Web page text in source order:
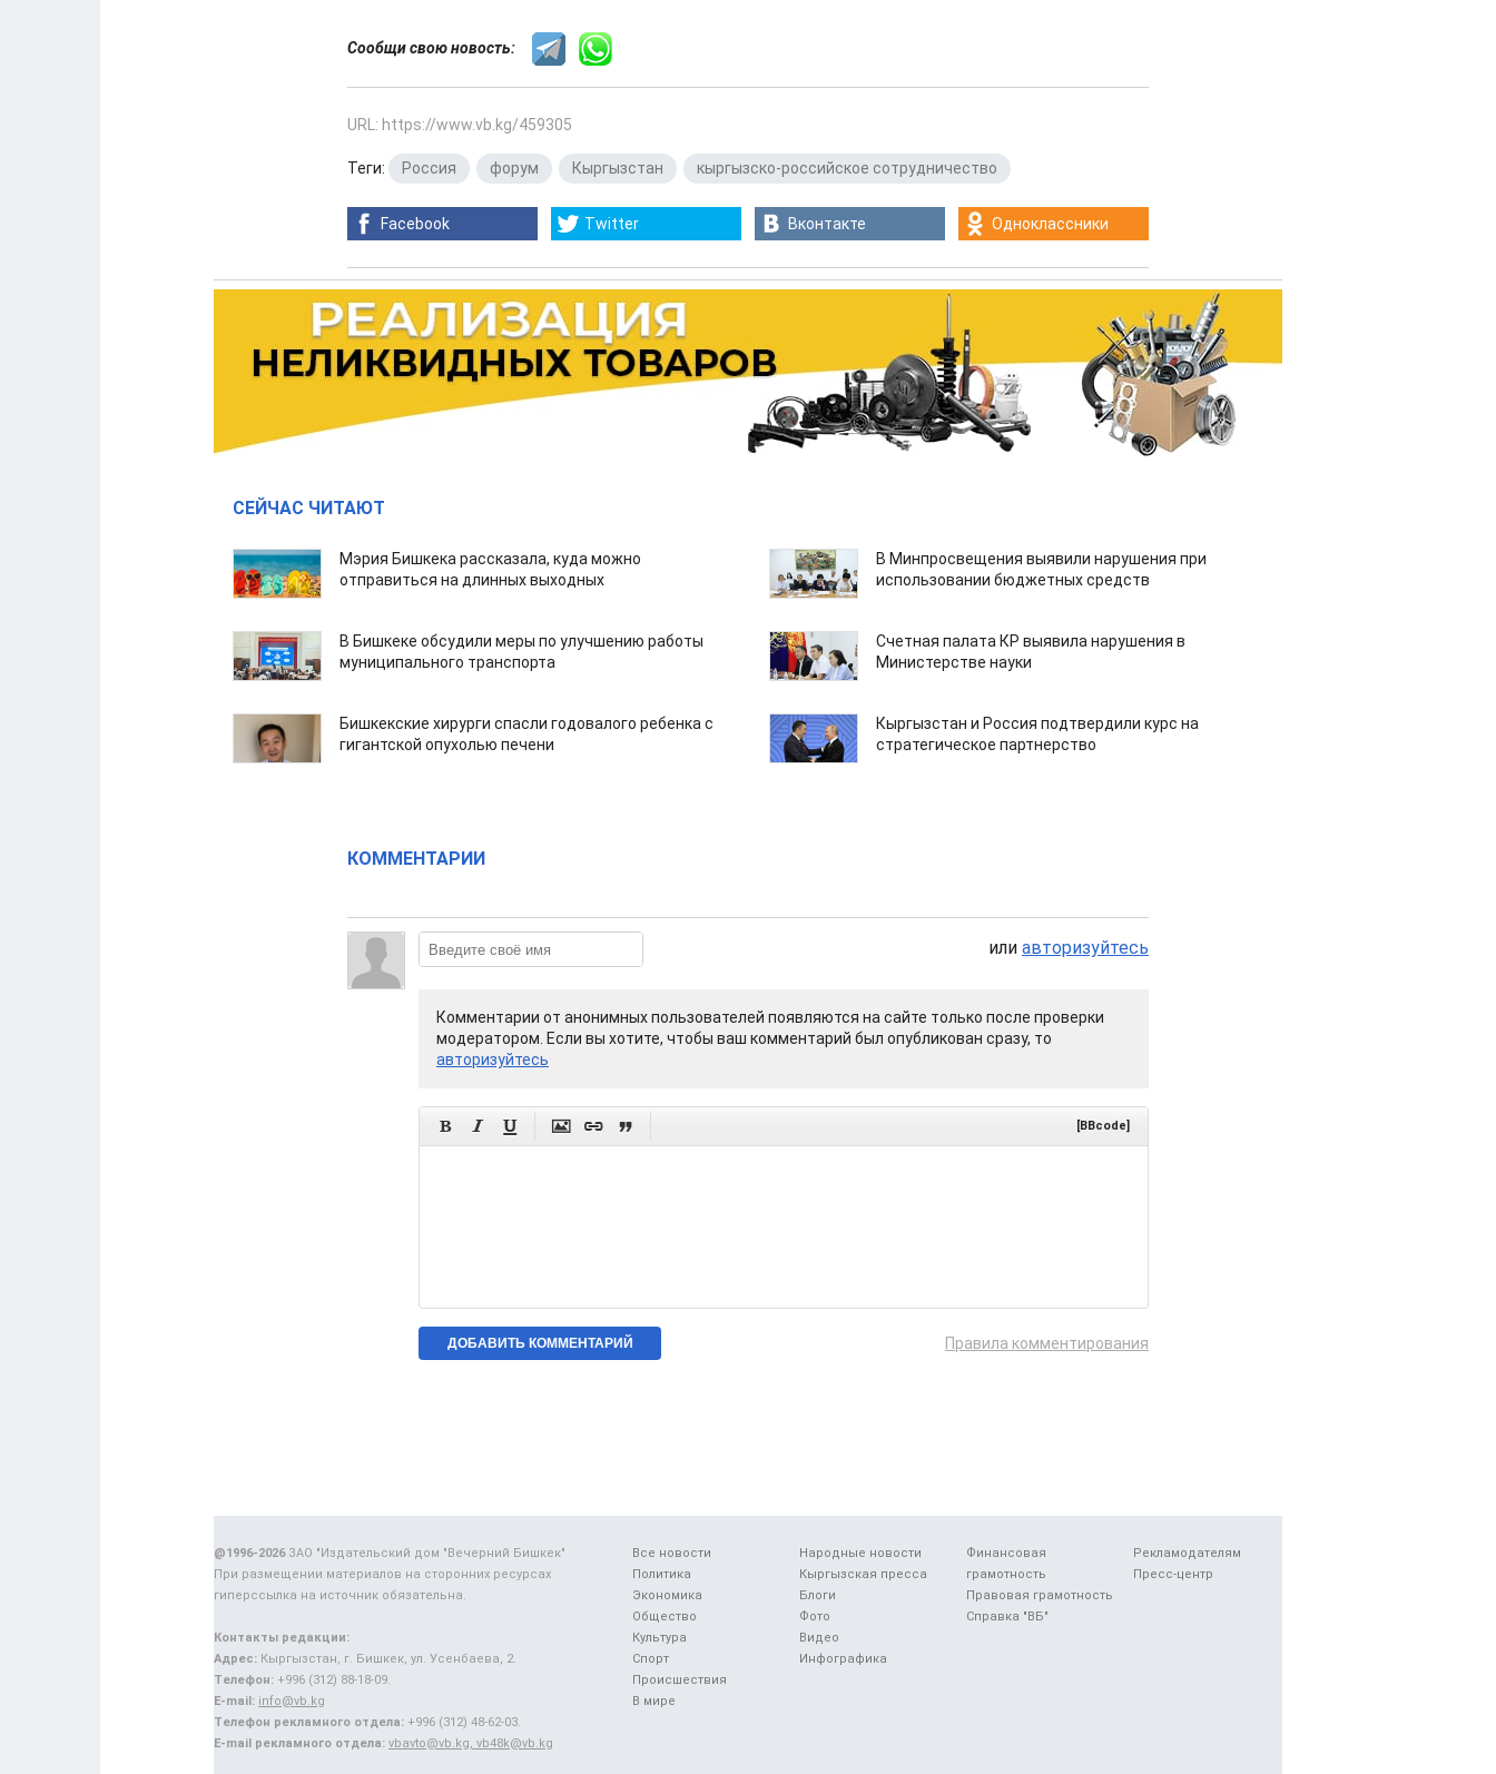
Сообщи свою новость:
URL: https://www.vb.kg/459305
Теги: Россия форум Кыргызстан кыргызско-российское сотрудничество
Facebook Twitter Вконтакте Одноклассники
СЕЙЧАС ЧИТАЮТ
Мэрия Бишкека рассказала, куда можно
отправиться на длинных выходных
В Минпросвещения выявили нарушения при
использовании бюджетных средств
В Бишкеке обсудили меры по улучшению работы
муниципального транспорта
Счетная палата КР выявила нарушения в
Министерстве науки
Бишкекские хирурги спасли годовалого ребенка с
гигантской опухолью печени
Кыргызстан и Россия подтвердили курс на
стратегическое партнерство
КОММЕНТАРИИ
или авторизуйтесь
Комментарии от анонимных пользователей появляются на сайте только после проверки
модератором. Если вы хотите, чтобы ваш комментарий был опубликован сразу, то
авторизуйтесь
      [BBcode]
Правила комментирования
Все новости
Политика
Экономика
Общество
Культура
Спорт
Происшествия
В мире
Народные новости
Кыргызская пресса
Блоги
Фото
Видео
Инфографика
Финансовая
грамотность
Правовая грамотность
Справка "ВБ"
Рекламодателям
Пресс-центр
@1996-2026ЗАО "Издательский дом "Вечерний Бишкек"
При размещении материалов на сторонних ресурсах
гиперссылка на источник обязательна.
Контакты редакции:
Адрес: Кыргызстан, г. Бишкек, ул. Усенбаева, 2.
Телефон: +996 (312) 88-18-09.
E-mail: info@vb.kg
Телефон рекламного отдела: +996 (312) 48-62-03.
E-mail рекламного отдела: vbavto@vb.kg, vb48k@vb.kg